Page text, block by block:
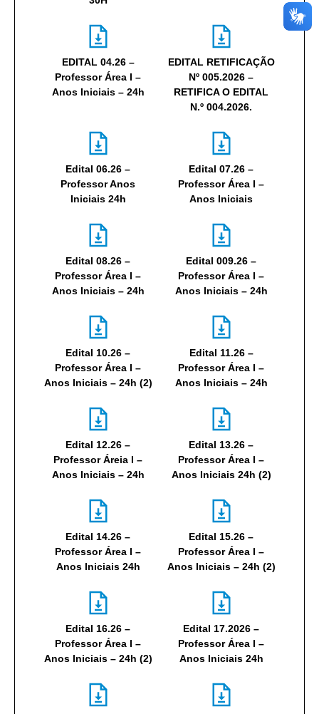
EDITAL 04.26 –
Professor Área I –
Anos Iniciais – 24h
EDITAL RETIFICAÇÃO
Nº 005.2026 –
RETIFICA O EDITAL
N.º 004.2026.
Edital 06.26 –
Professor Anos
Iniciais 24h
Edital 07.26 –
Professor Área I –
Anos Iniciais
Edital 08.26 –
Professor Área I –
Anos Iniciais – 24h
Edital 009.26 –
Professor Área I –
Anos Iniciais – 24h
Edital 10.26 –
Professor Área I –
Anos Iniciais – 24h (2)
Edital 11.26 –
Professor Área I –
Anos Iniciais – 24h
Edital 12.26 –
Professor Áreia I –
Anos Iniciais – 24h
Edital 13.26 –
Professor Área I –
Anos Iniciais 24h (2)
Edital 14.26 –
Professor Área I –
Anos Iniciais 24h
Edital 15.26 –
Professor Área I –
Anos Iniciais – 24h (2)
Edital 16.26 –
Professor Área I –
Anos Iniciais – 24h (2)
Edital 17.2026 –
Professor Área I –
Anos Iniciais 24h